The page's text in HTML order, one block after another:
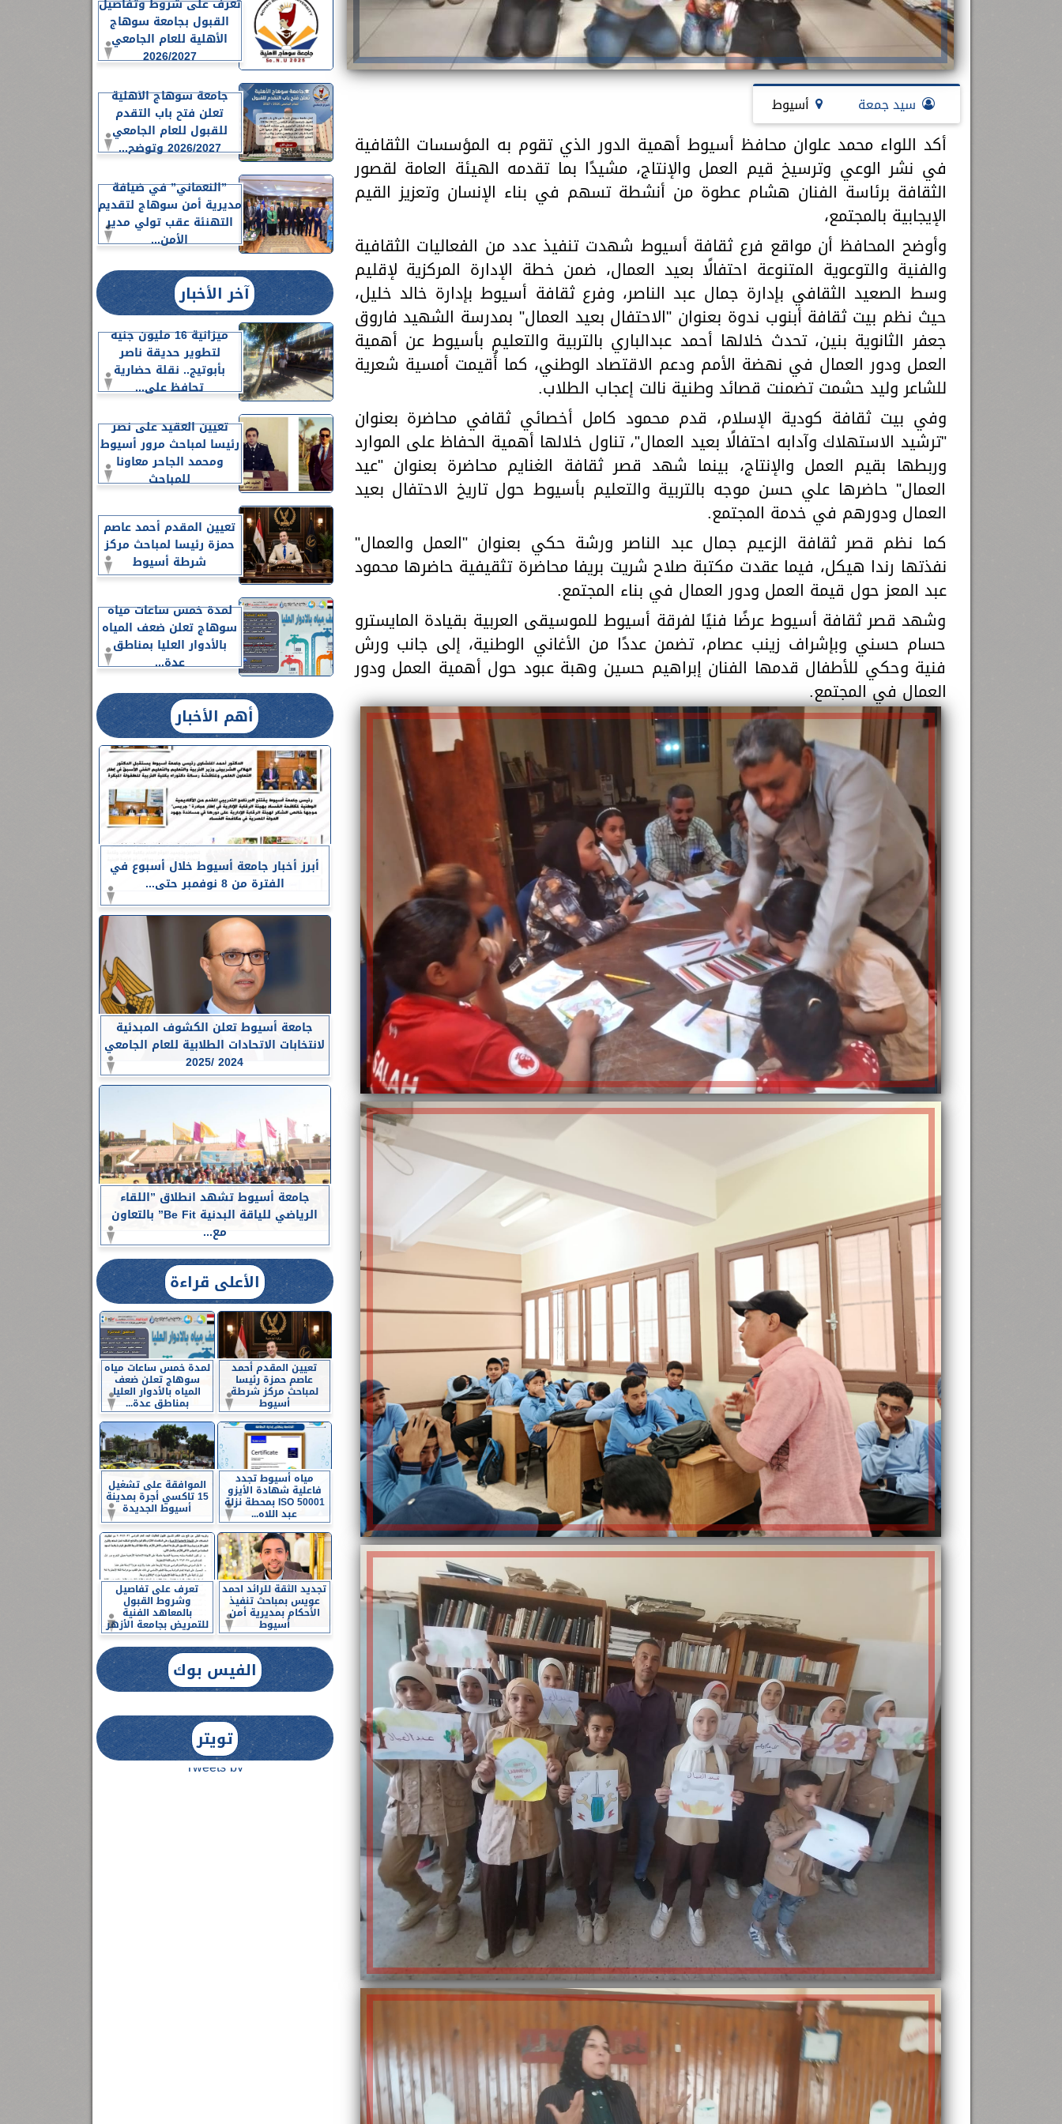
سيد جمعة أسيوط
أكد اللواء محمد علوان محافظ أسيوط أهمية الدور الذي تقوم به المؤسسات الثقافية
في نشر الوعي وترسيخ قيم العمل والإنتاج، مشيدًا بما تقدمه الهيئة العامة لقصور
الثقافة برئاسة الفنان هشام عطوة من أنشطة تسهم في بناء الإنسان وتعزيز القيم
الإيجابية بالمجتمع،
وأوضح المحافظ أن مواقع فرع ثقافة أسيوط شهدت تنفيذ عدد من الفعاليات الثقافية
والفنية والتوعوية المتنوعة احتفالًا بعيد العمال، ضمن خطة الإدارة المركزية لإقليم
وسط الصعيد الثقافي بإدارة جمال عبد الناصر، وفرع ثقافة أسيوط بإدارة خالد خليل،
حيث نظم بيت ثقافة أبنوب ندوة بعنوان "الاحتفال بعيد العمال" بمدرسة الشهيد فاروق
جعفر الثانوية بنين، تحدث خلالها أحمد عبدالباري بالتربية والتعليم بأسيوط عن أهمية
العمل ودور العمال في نهضة الأمم ودعم الاقتصاد الوطني، كما أُقيمت أمسية شعرية
للشاعر وليد حشمت تضمنت قصائد وطنية نالت إعجاب الطلاب.
وفي بيت ثقافة كودية الإسلام، قدم محمود كامل أخصائي ثقافي محاضرة بعنوان
"ترشيد الاستهلاك وآدابه احتفالًا بعيد العمال"، تناول خلالها أهمية الحفاظ على الموارد
وربطها بقيم العمل والإنتاج، بينما شهد قصر ثقافة الغنايم محاضرة بعنوان "عيد
العمال" حاضرها علي حسن موجه بالتربية والتعليم بأسيوط حول تاريخ الاحتفال بعيد
العمال ودورهم في خدمة المجتمع.
كما نظم قصر ثقافة الزعيم جمال عبد الناصر ورشة حكي بعنوان "العمل والعمال"
نفذتها رندا هيكل، فيما عقدت مكتبة صلاح شريت بريفا محاضرة تثقيفية حاضرها محمود
عبد المعز حول قيمة العمل ودور العمال في بناء المجتمع.
وشهد قصر ثقافة أسيوط عرضًا فنيًا لفرقة أسيوط للموسيقى العربية بقيادة المايسترو
حسام حسني وبإشراف زينب عصام، تضمن عددًا من الأغاني الوطنية، إلى جانب ورش
فنية وحكي للأطفال قدمها الفنان إبراهيم حسين وهبة عبود حول أهمية العمل ودور
العمال في المجتمع.
تعرف على شروط وتفاصيل
القبول بجامعة سوهاج
الأهلية للعام الجامعي
2026/2027
جامعة سوهاج الأهلية
تعلن فتح باب التقدم
للقبول للعام الجامعي
2026/2027 وتوضح...
”النعماني” في ضيافة
مديرية أمن سوهاج لتقديم
التهنئة عقب تولي مدير
الأمن...
آخر الأخبار
ميزانية 16 مليون جنيه
لتطوير حديقة ناصر
بأبوتيج.. نقلة حضارية
تحافظ على...
تعيين العقيد على نصر
رئيسا لمباحث مرور أسيوط
ومحمد الجاحر معاونا
للمباحث
تعيين المقدم أحمد عاصم
حمزة رئيسا لمباحث مركز
شرطة أسيوط
لمدة خمس ساعات مياه
سوهاج تعلن ضعف المياه
بالأدوار العليا بمناطق
عدة...
أهم الأخبار
أبرز أخبار جامعة أسيوط خلال أسبوع في
الفترة من 8 نوفمبر حتى...
جامعة أسيوط تعلن الكشوف المبدئية
لانتخابات الاتحادات الطلابية للعام الجامعي
2024 /2025
جامعة أسيوط تشهد انطلاق ”اللقاء
الرياضي للياقة البدنية Be Fit” بالتعاون
مع...
الأعلى قراءة
تعيين المقدم أحمد
عاصم حمزة رئيسا
لمباحث مركز شرطة
أسيوط
لمدة خمس ساعات مياه
سوهاج تعلن ضعف
المياه بالأدوار العليا
بمناطق عدة...
مياه أسيوط تجدد
فاعلية شهادة الأيزو
ISO 50001 بمحطة نزلة
عبد اللاه...
الموافقة على تشغيل
15 تاكسي أجرة بمدينة
أسيوط الجديدة
تجديد الثقة للرائد احمد
عويس بمباحث تنفيذ
الأحكام بمديرية أمن
أسيوط
تعرف على تفاصيل
وشروط القبول
بالمعاهد الفنية
للتمريض بجامعة الأزهر
الفيس بوك
تويتر
Tweets by